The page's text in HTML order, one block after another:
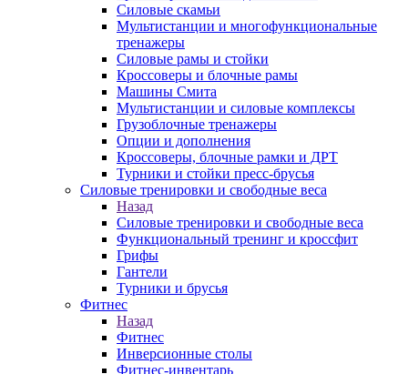
Силовые скамьи
Мультистанции и многофункциональные
тренажеры
Силовые рамы и стойки
Кроссоверы и блочные рамы
Машины Смита
Мультистанции и силовые комплексы
Грузоблочные тренажеры
Опции и дополнения
Кроссоверы, блочные рамки и ДРТ
Турники и стойки пресс-брусья
Силовые тренировки и свободные веса
Назад
Силовые тренировки и свободные веса
Функциональный тренинг и кроссфит
Грифы
Гантели
Турники и брусья
Фитнес
Назад
Фитнес
Инверсионные столы
Фитнес-инвентарь